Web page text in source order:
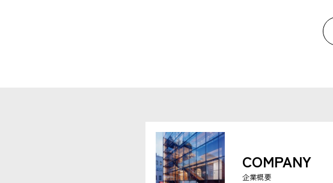
COMPANY
企業概要